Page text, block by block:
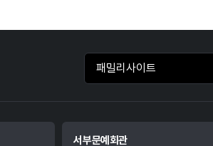
패밀리사이트 바로가기
서부문예회관